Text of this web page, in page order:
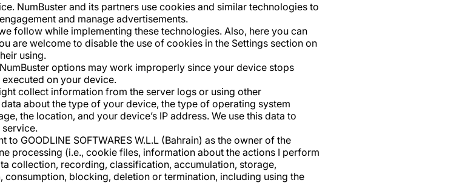
NumBuster and its partners use cookies and similar technologies to
and manage advertisements.
follow while implementing these technologies. Also, here you can
are welcome to disable the use of cookies in the Settings section on
using.
options may work improperly since your device stops
on your device.
collect information from the server logs or using other
about the type of your device, the type of operating system
the location, and your device’s IP address. We use this data to
GOODLINE SOFTWARES W.L.L (Bahrain) as the owner of the
processing (i.e., cookie files, information about the actions I perform
collection, recording, classification, accumulation, storage,
blocking, deletion or termination, including using the